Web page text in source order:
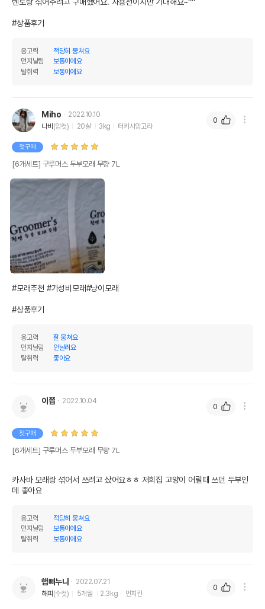
수입자를 함께 표기
AS책임자와 전화번호
유통기한
이후인 상품이 출고됩니다.
#상품후기
응고력
적당히 뭉쳐요
먼지날림
보통이에요
탈취력
보통이에요
Miho
2022.10.10
나비(암컷) 20살 3kg 터키시앙고라
첫구매
[6개세트] 구루머스 두부모래 무향 7L
#모래추천 #가성비모래#냥이모래
#상품후기
응고력
잘 뭉쳐요
먼지날림
안날려요
탈취력
좋아요
0
이쯥 2022.10.04
첫구매
[6개세트] 구루머스 두부모래 무향 7L
카사바 모래랑 섞어서 쓰려고 샀어요ㅎㅎ 저희집 고양이 어릴때 쓰던 두부인
데 좋아요
응고력
적당히 뭉쳐요
먼지날림
보통이에요
탈취력
보통이에요
0
햅삐누나
2022.07.21
해피(수컷) 5개월 2.3kg 먼치킨
0